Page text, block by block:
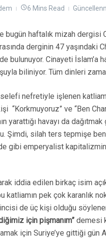
6 Mins Read
bugün haftalık mizah
derginin 47 yaşındaki
bulunuyor. Cinayeti
biliniyor. Tüm dinleri
selefi nefretiyle işlenen
“Korkmuyoruz” ve “Ben
yarattığı havayı da
Şimdi, silah ters tepmişe
gibi emperyalist
iddia edilen birkaç isim
pek çok karanlık
de üç kişi olduğu
için pişmanım” demesi
için Suriye’ye gittiği gün